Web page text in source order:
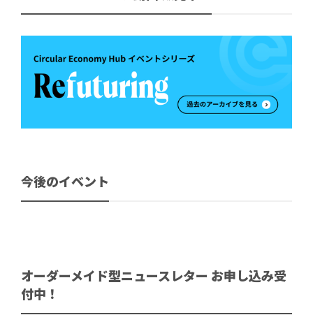
今後のイベント
オーダーメイド型ニュースレター お申し込み受
付中！